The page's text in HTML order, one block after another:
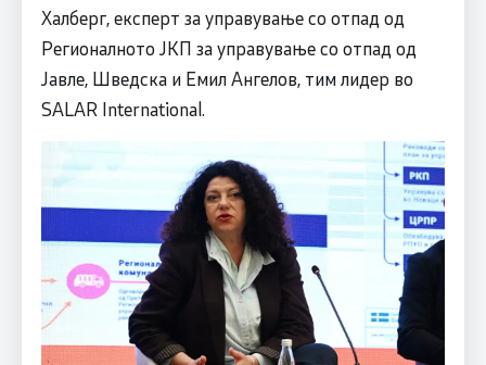
Халберг, експерт за управување со отпад од
Регионалното ЈКП за управување со отпад од
Јавле, Шведска и Емил Ангелов, тим лидер во
SALAR International.